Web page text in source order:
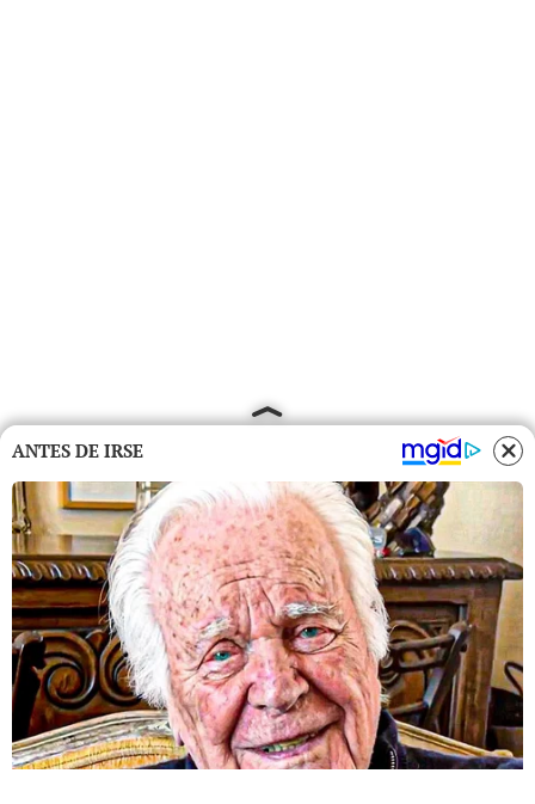
ANTES DE IRSE